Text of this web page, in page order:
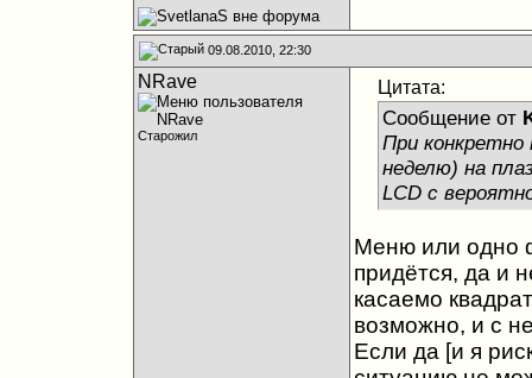
09.08.2010, 22:30
NRave
Старожил
Цитата:
Сообщение от
При
неделю) на
LCD c
Меню или одно
придётся, да и
касаемо
возможно, и с
Если да [и я